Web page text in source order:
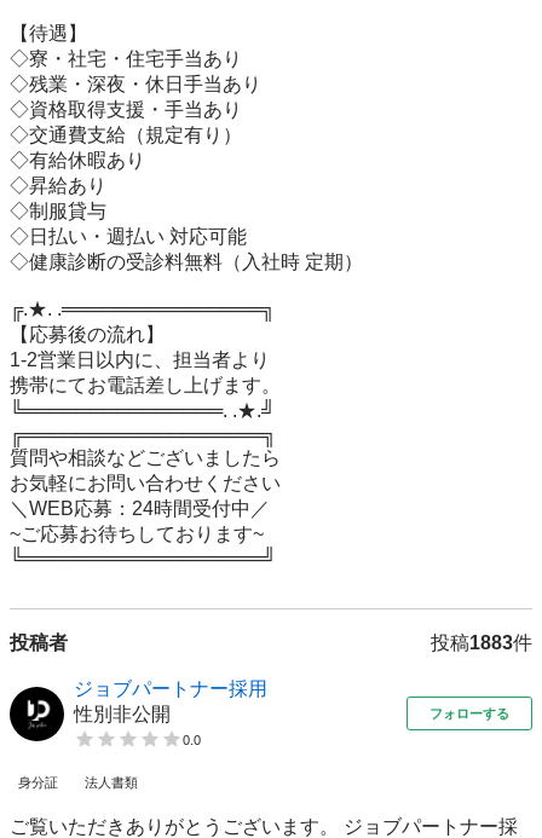
【待遇】
◇寮・社宅・住宅手当あり
◇残業・深夜・休日手当あり
◇資格取得支援・手当あり
◇交通費支給（規定有り）
◇有給休暇あり
◇昇給あり
◇制服貸与
◇日払い・週払い 対応可能
◇健康診断の受診料無料（入社時 定期）
╔.★. .═══════════════╗
【応募後の流れ】
1-2営業日以内に、担当者より
携帯にてお電話差し上げます。
╚═══════════════. .★.╝
╔══════════════════╗
質問や相談などございましたら
お気軽にお問い合わせください
＼WEB応募：24時間受付中／
~ご応募お待ちしております~
╚══════════════════╝
投稿者 投稿1883件
ジョブパートナー採用
性別非公開
0.0
フォローする
身分証 法人書類
ご覧いただきありがとうございます。 ジョブパートナー採